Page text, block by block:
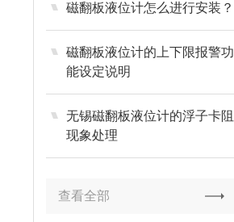
磁翻板液位计怎么进行安装？
磁翻板液位计的上下限报警功
能设定说明
无锡磁翻板液位计的浮子卡阻
现象处理
查看全部